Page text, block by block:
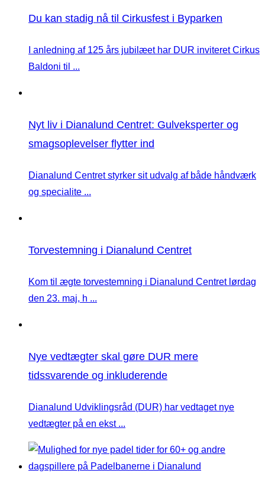
Du kan stadig nå til Cirkusfest i Byparken
I anledning af 125 års jubilæet har DUR inviteret Cirkus
Baldoni til ...
Nyt liv i Dianalund Centret: Gulveksperter og
smagsoplevelser flytter ind
Dianalund Centret styrker sit udvalg af både håndværk
og specialite ...
Torvestemning i Dianalund Centret
Kom til ægte torvestemning i Dianalund Centret lørdag
den 23. maj, h ...
Nye vedtægter skal gøre DUR mere
tidssvarende og inkluderende
Dianalund Udviklingsråd (DUR) har vedtaget nye
vedtægter på en ekst ...